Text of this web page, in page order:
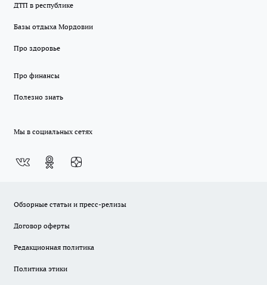
ДТП в республике
Базы отдыха Мордовии
Про здоровье
Про финансы
Полезно знать
Мы в социальных сетях
Обзорные статьи и пресс-релизы
Договор оферты
Редакционная политика
Политика этики